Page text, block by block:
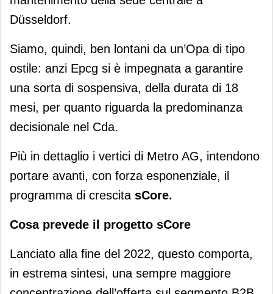
Düsseldorf.
Siamo, quindi, ben lontani da un’Opa di tipo
ostile: anzi Epcg si è impegnata a garantire
una sorta di sospensiva, della durata di 18
mesi, per quanto riguarda la predominanza
decisionale nel Cda.
Più in dettaglio i vertici di Metro AG, intendono
portare avanti, con forza esponenziale, il
programma di crescita sCore.
Cosa prevede il progetto sCore
Lanciato alla fine del 2022, questo comporta,
in estrema sintesi, una sempre maggiore